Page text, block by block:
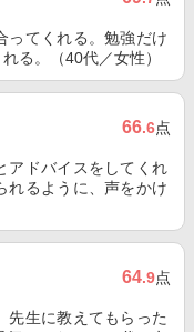
ってくれる。勉強だけ
る。（40代／女性）
66.6点
アドバイスをしてくれ
れるように、声をかけ
64.9点
先生に教えてもらった